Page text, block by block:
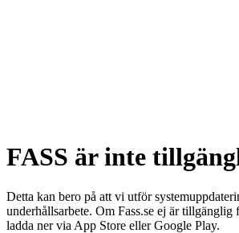
FASS är inte
Detta kan bero på att vi utför
underhållsarbete. Om Fass.se ej är tillgänglig
ladda ner via App Store eller Google Play.